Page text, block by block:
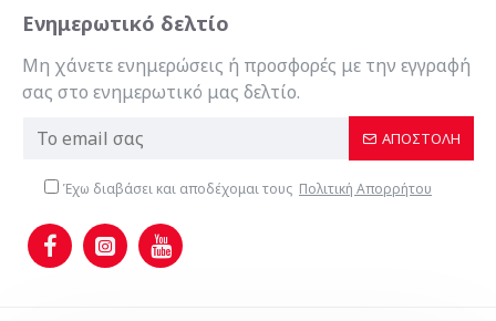
Ενημερωτικό δελτίο
Μη χάνετε ενημερώσεις ή προσφορές με την εγγραφή
σας στο ενημερωτικό μας δελτίο.
ΑΠΟΣΤΟΛΉ
Έχω διαβάσει και αποδέχομαι τους Πολιτική Απορρήτου